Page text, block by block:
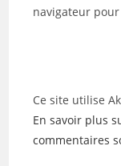
(facultatif)
navigateur
Ce site utilise
En savoir plus
commentaires